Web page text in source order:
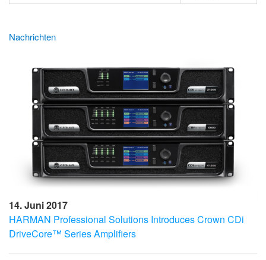
Nachrichten
14. Juni 2017
HARMAN Professional Solutions Introduces Crown CDi
DriveCore™ Series Amplifiers